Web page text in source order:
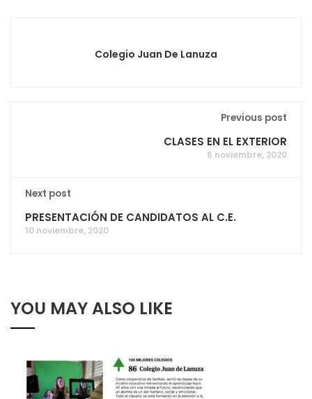
Colegio Juan De Lanuza
Previous post
CLASES EN EL EXTERIOR
6 noviembre, 2020
Next post
PRESENTACIÓN DE CANDIDATOS AL C.E.
10 noviembre, 2020
YOU MAY ALSO LIKE